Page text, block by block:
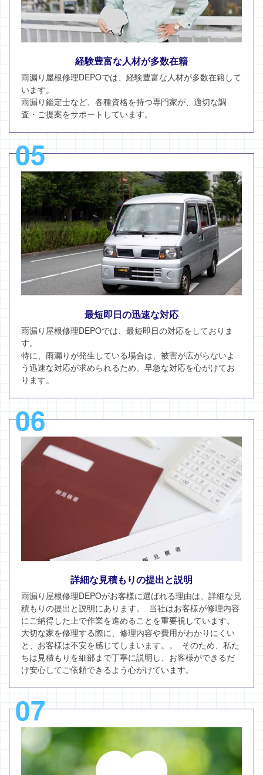
経験豊富な人材が多数在籍
雨漏り屋根修理DEPOでは、経験豊富な人材が多数在籍して
います。
雨漏り鑑定士など、各種資格を持つ専門家が、適切な調
査・ご提案をサポートしています。
05
最短即日の迅速な対応
雨漏り屋根修理DEPOでは、最短即日の対応をしておりま
す。
特に、雨漏りが発生している場合は、被害が広がらないよ
う迅速な対応が求められるため、早急な対応を心がけてお
ります。
06
詳細な見積もりの提出と説明
雨漏り屋根修理DEPOがお客様に選ばれる理由は、詳細な見
積もりの提出と説明にあります。 当社はお客様が修理内容
にご納得した上で作業を進めることを重要視しています。
大切な家を修理する際に、修理内容や費用がわかりにくい
と、お客様は不安を感じてしまいます。。 そのため、私た
ちは見積もりを細部まで丁寧に説明し、お客様ができるだ
け安心してご依頼できるよう心がけています。
07